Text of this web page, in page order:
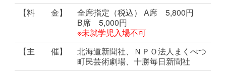
【料 金】
全席指定（税込）A席 5,800円
B席 5,000円
※未就学児入場不可
【主 催】
北海道新聞社、ＮＰＯ法人まくべつ
町民芸術劇場、十勝毎日新聞社